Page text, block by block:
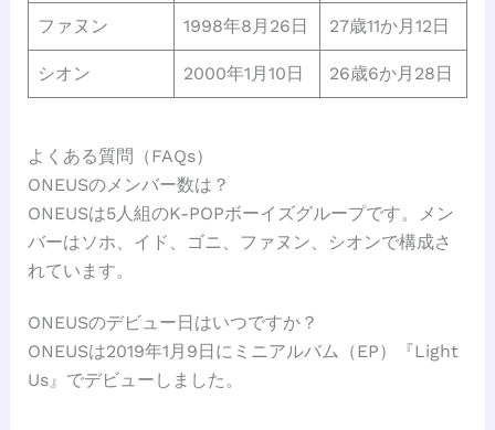
ファヌン 1998年8月26日 27歳11か月12日
シオン 2000年1月10日 26歳6か月28日
よくある質問（FAQs）
ONEUSのメンバー数は？
ONEUSは5人組のK-POPボーイズグループです。メン
バーはソホ、イド、ゴニ、ファヌン、シオンで構成さ
れています。
ONEUSのデビュー日はいつですか？
ONEUSは2019年1月9日にミニアルバム（EP）『Light
Us』でデビューしました。